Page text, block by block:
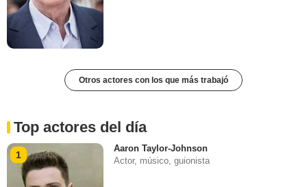
Otros actores con los que más trabajó
Top actores del día
1
Aaron Taylor-Johnson
Actor, músico, guionista